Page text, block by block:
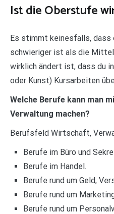
Ist die Oberstufe
Es stimmt keinesfalls, dass
schwieriger ist als die
wirklich ändert ist, dass du
oder Kunst) Kursarbeiten
Welche Berufe kann man
Verwaltung machen?
Berufsfeld Wirtschaft,
Berufe im Büro und
Berufe im Handel.
Berufe rund um Geld,
Berufe rund um
Berufe rund um